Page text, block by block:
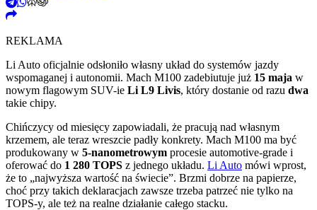
REKLAMA
Li Auto oficjalnie odsłoniło własny układ do systemów jazdy
wspomaganej i autonomii. Mach M100 zadebiutuje już 15 maja w
nowym flagowym SUV-ie Li L9 Livis, który dostanie od razu dwa
takie chipy.
Chińczycy od miesięcy zapowiadali, że pracują nad własnym
krzemem, ale teraz wreszcie padły konkrety. Mach M100 ma być
produkowany w 5-nanometrowym procesie automotive-grade i
oferować do 1 280 TOPS z jednego układu. Li Auto mówi wprost,
że to „najwyższa wartość na świecie”. Brzmi dobrze na papierze,
choć przy takich deklaracjach zawsze trzeba patrzeć nie tylko na
TOPS-y, ale też na realne działanie całego stacku.